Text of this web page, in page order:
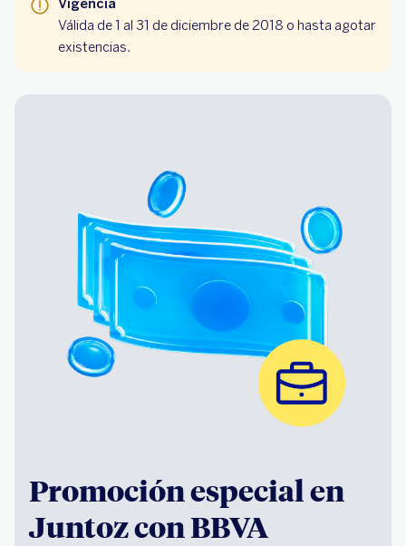
Vigencia
Válida de 1 al 31 de diciembre de 2018 o hasta agotar
existencias.
Promoción especial en
Juntoz con BBVA